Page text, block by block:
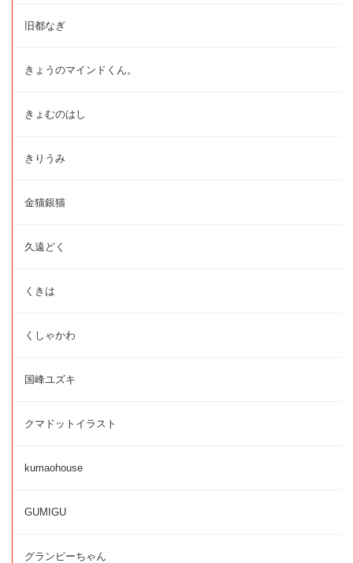
旧都なぎ
きょうのマインドくん。
きょむのはし
きりうみ
金猫銀猫
久遠どく
くきは
くしゃかわ
国峰ユズキ
クマドットイラスト
kumaohouse
GUMIGU
グランピーちゃん